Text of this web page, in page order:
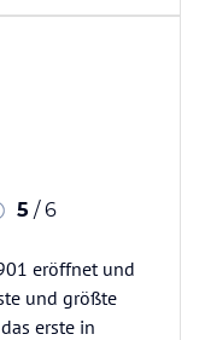
5 / 6
eröffnet und
und größte
erste in